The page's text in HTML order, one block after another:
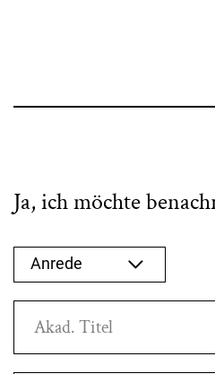
Ja, ich möchte
Anrede auswählen
Anrede
Akad. Titel